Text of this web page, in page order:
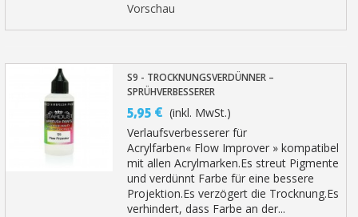
Vorschau
S9 - TROCKNUNGSVERDÜNNER –
SPRÜHVERBESSERER
5,95 € (inkl. MwSt.)
Verlaufsverbesserer für
Acrylfarben« Flow Improver » kompatibel
mit allen Acrylmarken.Es streut Pigmente
und verdünnt Farbe für eine bessere
Projektion.Es verzögert die Trocknung.Es
verhindert, dass Farbe an der...